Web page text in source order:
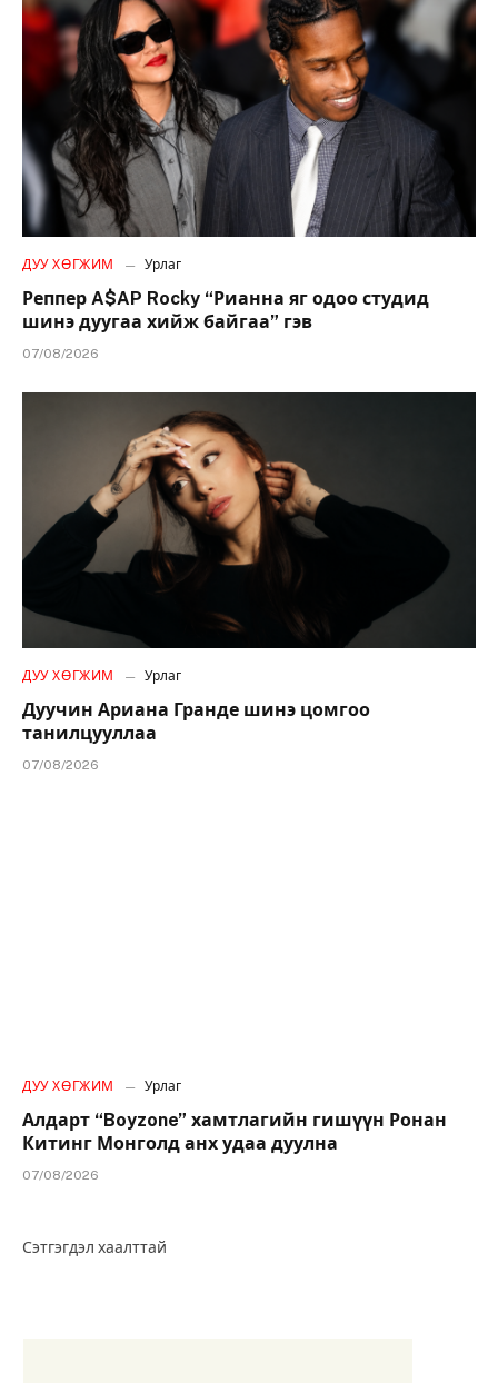
ДУУ ХӨГЖИМ Урлаг
Реппер A$AP Rocky “Рианна яг одоо студид
шинэ дуугаа хийж байгаа” гэв
07/08/2026
ДУУ ХӨГЖИМ Урлаг
Дуучин Ариана Гранде шинэ цомгоо
танилцууллаа
07/08/2026
ДУУ ХӨГЖИМ Урлаг
Алдарт “Boyzone” хамтлагийн гишүүн Ронан
Китинг Монголд анх удаа дуулна
07/08/2026
Сэтгэгдэл хаалттай